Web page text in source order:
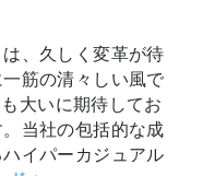
、久しく変革が待
筋の清々しい風で
大いに期待してお
当社の包括的な成
イパーカジュアル